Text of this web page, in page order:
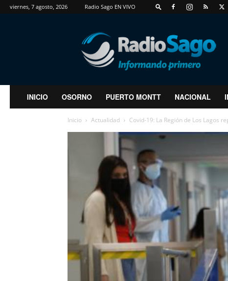
viernes, 7 agosto, 2026 Radio Sago EN VIVO
RadioSago
INICIO OSORNO PUERTO MONTT NACIONAL
Inicio Actualidad Covid-19: La Región de Los Lagos